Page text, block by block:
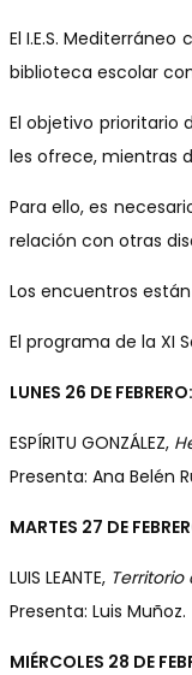
El I.E.S.
biblioteca escolar
El objetivo prioritario
les ofrece, mientras
Para ello, es
relación con otras
Los encuentros
El programa de la XI
LUNES 26 DE FEBRERO:
ESPÍRITU GONZÁLEZ,
Presenta: Ana Belén
MARTES 27 DE
LUIS LEANTE,
Presenta: Luis Muñoz.
MIÉRCOLES 28 DE